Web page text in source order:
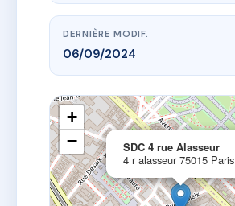
DERNIÈRE MODIF.
06/09/2024
SDC 4 rue Alasseur
4 r alasseur 75015 Paris
+
−